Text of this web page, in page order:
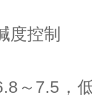
控制
7.5，低